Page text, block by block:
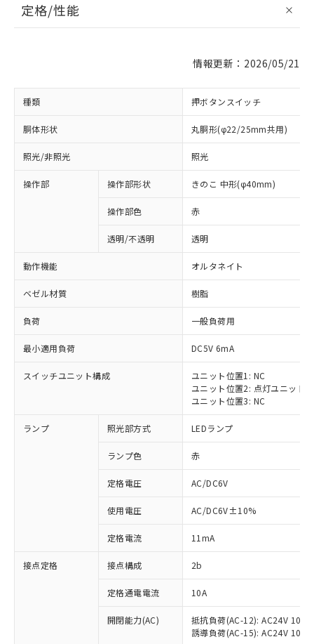
定格/性能
情報更新：2026/05/21
種類 押ボタンスイッチ
胴体形状 丸胴形(φ22/25mm共用)
照光/非照光 照光
操作部 操作部形状 きのこ 中形(φ40mm)
操作部色 赤
透明/不透明 透明
動作機能 オルタネイト
ベゼル材質 樹脂
負荷 一般負荷用
最小適用負荷 DC5V 6mA
スイッチユニット構成
ユニット位置1: NC
ユニット位置2: 点灯ユニット
ユニット位置3: NC
ランプ 照光部方式 LEDランプ
ランプ色 赤
定格電圧 AC/DC6V
使用電圧 AC/DC6V±10%
定格電流 11mA
接点定格 接点構成 2b
定格通電電流 10A
開閉能力(AC)
抵抗負荷(AC-12): AC24V 10A/
誘導負荷(AC-15): AC24V
ご利用条件
以下の条件をお読みいただき、同意のうえ
ご利用ください。
本サービスは、当社制御機器事業取扱
商品の当社在庫状況および標準価格
(税抜)を提供させていただくもので
当社制御機器事業取扱商品の中には、
対応済み：EU RoHS指令（10物質）の
非含有に対応した製品が提供可能な商品で
対応予定：EU RoHS指令（10物質）の非含
有に対応した製品に切り替える予定のある
対応予定なし：EU RoHS指令（10物質）の
非含有に非対応の商品で、対応品を出す予
調査・確認中：EU RoHS指令（10物質）の
非含有の対応状況を調査中または確認中の
非該当品：ライセンス料など無形物で、有
害物質有無と関係のない商品です。
仕入先様の事情により、非含有部品として
「○」：最大均質材料含有率が中国RoHSの
基準値以下であることを示します。
「×」：最大均質材料含有率が中国RoHSの